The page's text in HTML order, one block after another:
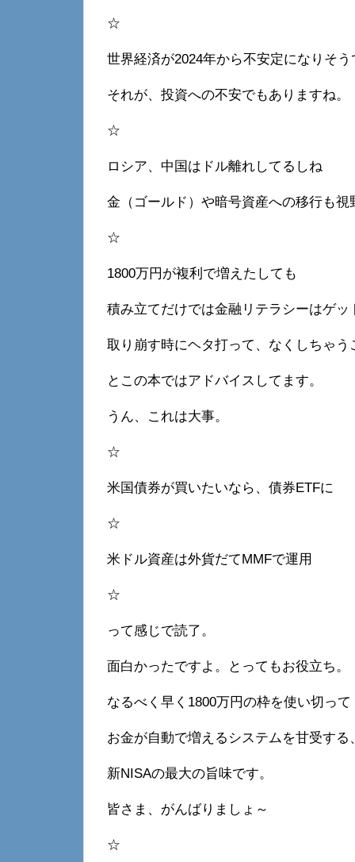
☆
世界経済が2024年から不安定になりそう
それが、投資への不安でもありますね。
☆
ロシア、中国はドル離れしてるしね
金（ゴールド）や暗号資産への移行も視
☆
1800万円が複利で増えたしても
積み立てだけでは金融リテラシーはゲッ
取り崩す時にヘタ打って、なくしちゃう
とこの本ではアドバイスしてます。
うん、これは大事。
☆
米国債券が買いたいなら、債券ETFに
☆
米ドル資産は外貨だてMMFで運用
☆
って感じで読了。
面白かったですよ。とってもお役立ち。
なるべく早く1800万円の枠を使い切って
お金が自動で増えるシステムを甘受する
新NISAの最大の旨味です。
皆さま、がんばりましょ～
☆